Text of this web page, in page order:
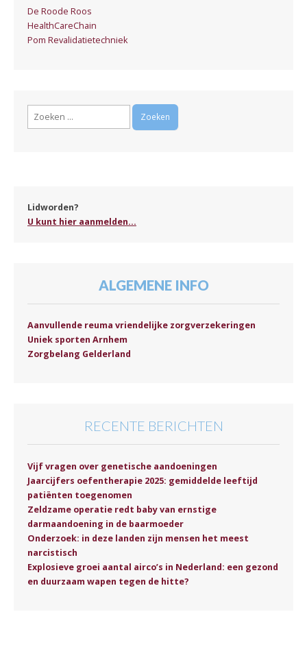
De Roode Roos
HealthCareChain
Pom Revalidatietechniek
Zoeken
Lidworden?
U kunt hier aanmelden...
ALGEMENE INFO
Aanvullende reuma vriendelijke zorgverzekeringen
Uniek sporten Arnhem
Zorgbelang Gelderland
RECENTE BERICHTEN
Vijf vragen over genetische aandoeningen
Jaarcijfers oefentherapie 2025: gemiddelde leeftijd
patiënten toegenomen
Zeldzame operatie redt baby van ernstige
darmaandoening in de baarmoeder
Onderzoek: in deze landen zijn mensen het meest
narcistisch
Explosieve groei aantal airco’s in Nederland: een gezond
en duurzaam wapen tegen de hitte?